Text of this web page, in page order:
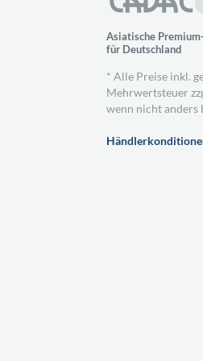
Asiatische
für Deutschland
* Alle Preise inkl.
Mehrwertsteuer
wenn nicht anders